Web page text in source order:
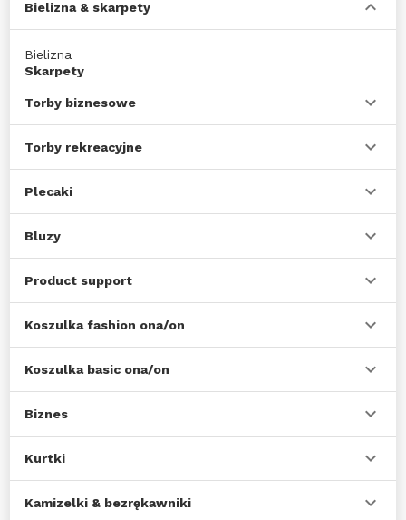
Bielizna & skarpety
Bielizna
Skarpety
Torby biznesowe
Torby rekreacyjne
Plecaki
Bluzy
Product support
Koszulka fashion ona/on
Koszulka basic ona/on
Biznes
Kurtki
Kamizelki & bezrękawniki